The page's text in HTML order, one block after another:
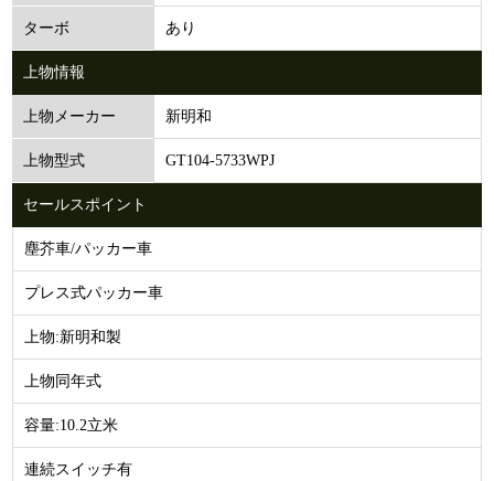
ターボ あり
上物情報
上物メーカー 新明和
上物型式 GT104-5733WPJ
セールスポイント
塵芥車/パッカー車
プレス式パッカー車
上物:新明和製
上物同年式
容量:10.2立米
連続スイッチ有